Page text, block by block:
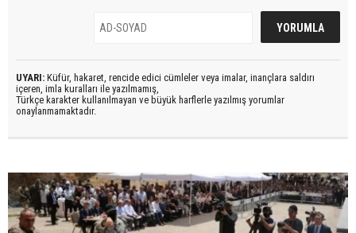
UYARI: Küfür, hakaret, rencide edici cümleler veya imalar, inançlara saldırı
içeren, imla kuralları ile yazılmamış,
Türkçe karakter kullanılmayan ve büyük harflerle yazılmış yorumlar
onaylanmamaktadır.